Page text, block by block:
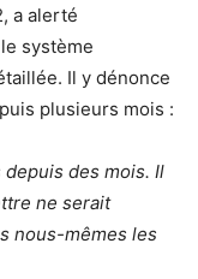
a alerté
système
Il y dénonce
plusieurs mois :
des mois. Il
ne serait
nous-mêmes les